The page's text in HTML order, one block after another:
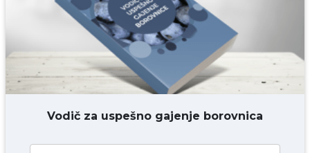
DODAJ KOMENTAR
Vodič za uspešno gajenje borovnica